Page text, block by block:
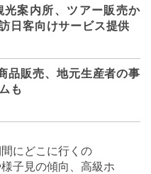
光案内所、ツアー販売か
日客向けサービス提供
品販売、地元生産者の事
も
にどこに行くの
子見の傾向、高級ホ